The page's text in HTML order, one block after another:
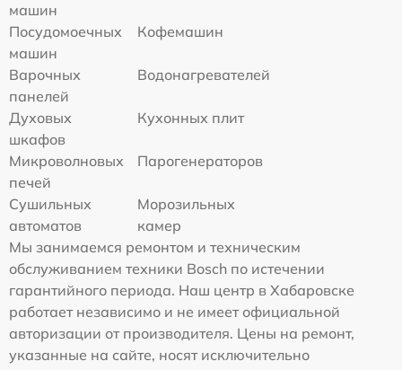
машин
Посудомоечных
машин
Кофемашин
Варочных
панелей
Водонагревателей
Духовых
шкафов
Кухонных плит
Микроволновых
печей
Парогенераторов
Сушильных
автоматов
Морозильных
камер
Мы занимаемся ремонтом и техническим
обслуживанием техники Bosch по истечении
гарантийного периода. Наш центр в Хабаровске
работает независимо и не имеет официальной
авторизации от производителя. Цены на ремонт,
указанные на сайте, носят исключительно